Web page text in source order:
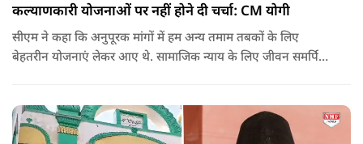
कल्याणकारी योजनाओं पर नहीं होने दी चर्चा: CM योगी
सीएम ने कहा कि अनुपूरक मांगों में हम अन्य तमाम तबकों के लिए
बेहतरीन योजनाएं लेकर आए थे. सामाजिक न्याय के लिए जीवन समर्पित
अहिल्या बाई होल्कर आदि की मूर्तियों पर छाजन, पार्क, बाउंड्रीवाल के
लिए हमने 407 करोड़ रुपये का प्रावधान किया है. यह बजट पास न हो,